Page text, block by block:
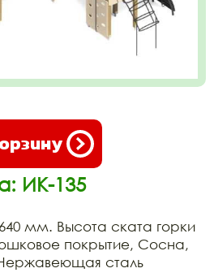
ИК-135
мм. Высота ската горки
покрытие, Сосна,
сталь